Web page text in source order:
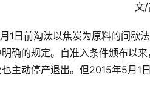
确的规定。自准入条件颁布以
主动停产退出。但2015年5月1